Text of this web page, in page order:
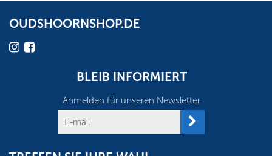
OUDSHOORNSHOP.DE
BLEIB INFORMIERT
Anmelden für unseren Newsletter